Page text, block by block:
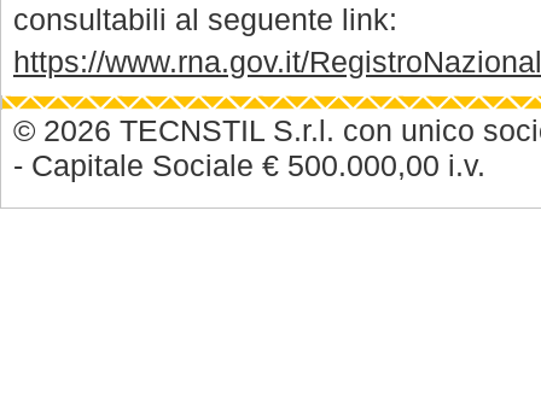
consultabili al seguente link:
https://www.rna.gov.it/
© 2026 TECNSTIL S.r.l. con unico
- Capitale Sociale € 500.000,00 i.v.